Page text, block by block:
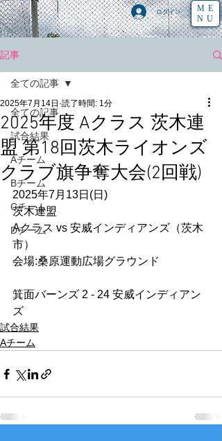
ログイン
ME
NU
記事
全ての記事
試合結果
Aチーム
Bチーム
Cチーム
Dチーム
全ての記事
2025年度 Aクラス 茨木連
盟 第18回茨木ライオンズ
クラブ旗争奪大会(2回戦)
2025年7月14日 読了時間: 1分
2025年7月13日(日)
茨木連盟
Aクラス vs 安威インディアンズ（茨木
市）
会場:桑原運動広場グラウンド
箕面バーンズ 2 - 24 安威インディアン
ズ
試合結果
Aチーム